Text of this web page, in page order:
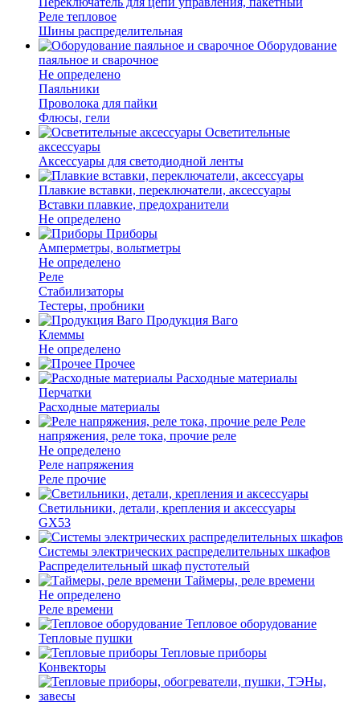
Реле тепловое
Шины распределительная
Оборудование
паяльное и сварочное
Не определено
Паяльники
Проволока для пайки
Флюсы, гели
Осветительные
аксессуары
Аксессуары для светодиодной ленты
Плавкие вставки, переключатели, аксессуары
Вставки плавкие, предохранители
Не определено
Приборы
Амперметры, вольтметры
Не определено
Реле
Стабилизаторы
Тестеры, пробники
Продукция Ваго
Клеммы
Не определено
Прочее
Расходные материалы
Перчатки
Расходные материалы
Реле
напряжения, реле тока, прочие реле
Не определено
Реле напряжения
Реле прочие
Светильники, детали, крепления и аксессуары
GX53
Системы электрических распределительных шкафов
Распределительный шкаф пустотелый
Таймеры, реле времени
Не определено
Реле времени
Тепловое оборудование
Тепловые пушки
Тепловые приборы
Конвекторы